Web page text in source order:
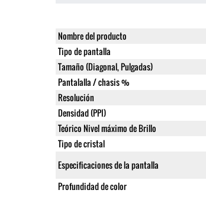
Nombre del producto
Tipo de pantalla
Tamaño (Diagonal, Pulgadas)
Pantalalla / chasis %
Resolución
Densidad (PPI)
Teórico Nivel máximo de Brillo
Tipo de cristal
Especificaciones de la pantalla
Profundidad de color